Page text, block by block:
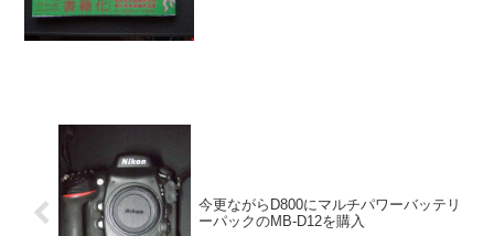
今更ながらD800にマルチパワーバッテリ
ーパックのMB-D12を購入